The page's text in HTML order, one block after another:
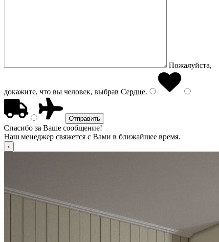
Пожалуйста,
докажите, что вы человек, выбрав Сердце.
Спасибо за Ваше сообщение!
Наш менеджер свяжется с Вами в ближайшее время.